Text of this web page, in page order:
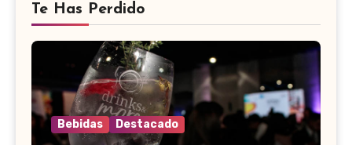
Te Has Perdido
Bebidas Destacado